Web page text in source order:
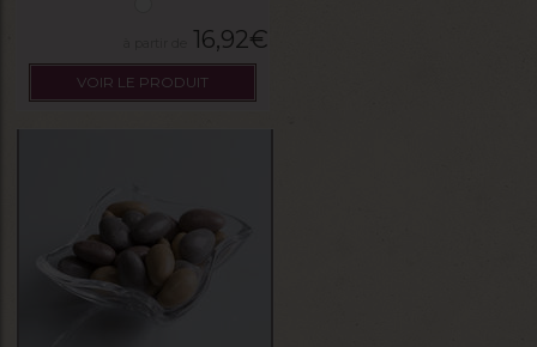
16,92€
VOIR LE PRODUIT